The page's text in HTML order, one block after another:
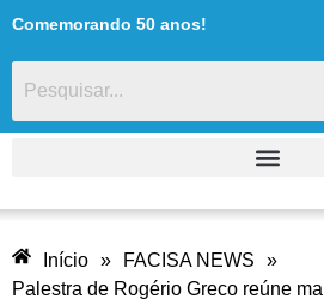
Comemorando 50 anos!
Início » FACISA NEWS
»
Palestra de Rogério Greco reúne